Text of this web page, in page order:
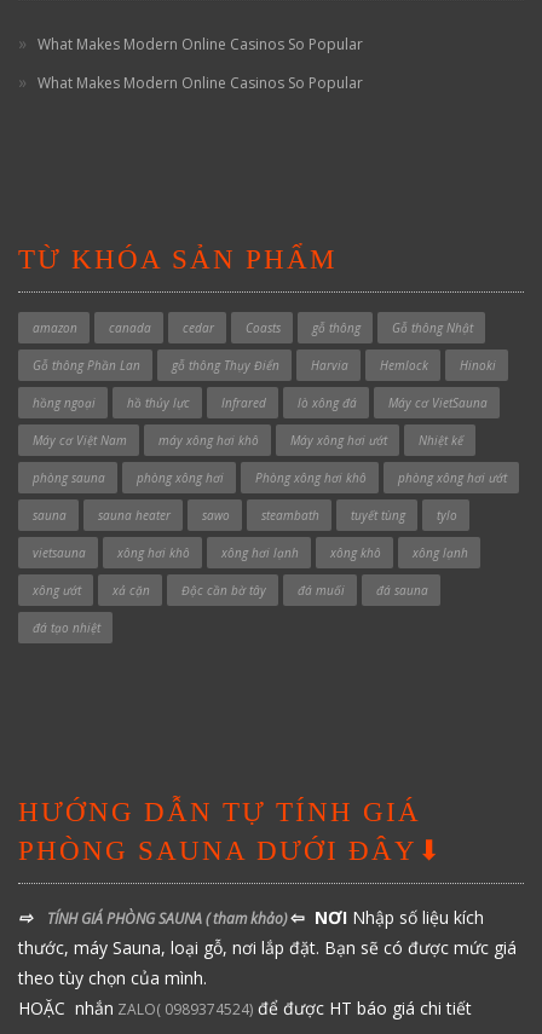
What Makes Modern Online Casinos So Popular
What Makes Modern Online Casinos So Popular
TỪ KHÓA SẢN PHẨM
amazon canada cedar Coasts gỗ thông Gỗ thông Nhật
Gỗ thông Phần Lan gỗ thông Thụy Điển Harvia Hemlock Hinoki
hồng ngoại hồ thủy lực Infrared lò xông đá Máy cơ VietSauna
Máy cơ Việt Nam máy xông hơi khô Máy xông hơi ướt Nhiệt kế
phòng sauna phòng xông hơi Phòng xông hơi khô phòng xông hơi ướt
sauna sauna heater sawo steambath tuyết tùng tylo
vietsauna xông hơi khô xông hơi lạnh xông khô xông lạnh
xông ướt xả cặn Độc cần bờ tây đá muối đá sauna
đá tạo nhiệt
HƯỚNG DẪN TỰ TÍNH GIÁ
PHÒNG SAUNA DƯỚI ĐÂY⬇
⇨ TÍNH GIÁ PHÒNG SAUNA( tham khảo)⇦ NƠI Nhập số liệu kích
thước, máy Sauna, loại gỗ, nơi lắp đặt. Bạn sẽ có được mức giá
theo tùy chọn của mình.
HOẶC nhắn ZALO( 0989374524) để được HT báo giá chi tiết